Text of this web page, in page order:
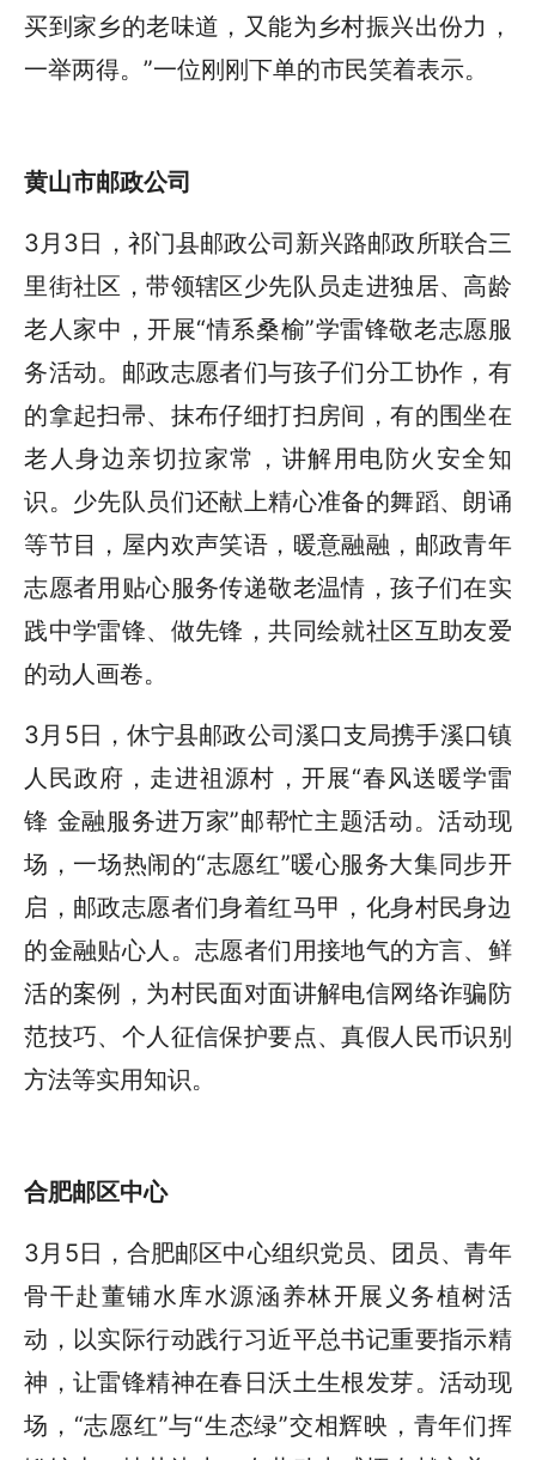
买到家乡的老味道，又能为乡村振兴出份力，
一举两得。”一位刚刚下单的市民笑着表示。
黄山市邮政公司
3月3日，祁门县邮政公司新兴路邮政所联合三
里街社区，带领辖区少先队员走进独居、高龄
老人家中，开展“情系桑榆”学雷锋敬老志愿服
务活动。邮政志愿者们与孩子们分工协作，有
的拿起扫帚、抹布仔细打扫房间，有的围坐在
老人身边亲切拉家常，讲解用电防火安全知
识。少先队员们还献上精心准备的舞蹈、朗诵
等节目，屋内欢声笑语，暖意融融，邮政青年
志愿者用贴心服务传递敬老温情，孩子们在实
践中学雷锋、做先锋，共同绘就社区互助友爱
的动人画卷。
3月5日，休宁县邮政公司溪口支局携手溪口镇
人民政府，走进祖源村，开展“春风送暖学雷
锋 金融服务进万家”邮帮忙主题活动。活动现
场，一场热闹的“志愿红”暖心服务大集同步开
启，邮政志愿者们身着红马甲，化身村民身边
的金融贴心人。志愿者们用接地气的方言、鲜
活的案例，为村民面对面讲解电信网络诈骗防
范技巧、个人征信保护要点、真假人民币识别
方法等实用知识。
合肥邮区中心
3月5日，合肥邮区中心组织党员、团员、青年
骨干赴董铺水库水源涵养林开展义务植树活
动，以实际行动践行习近平总书记重要指示精
神，让雷锋精神在春日沃土生根发芽。活动现
场，“志愿红”与“生态绿”交相辉映，青年们挥